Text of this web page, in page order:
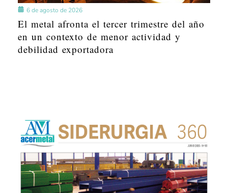
6 de agosto de 2026
El metal afronta el tercer trimestre del año
en un contexto de menor actividad y
debilidad exportadora